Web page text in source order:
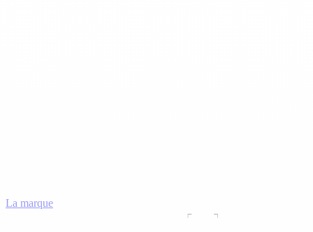
La marque